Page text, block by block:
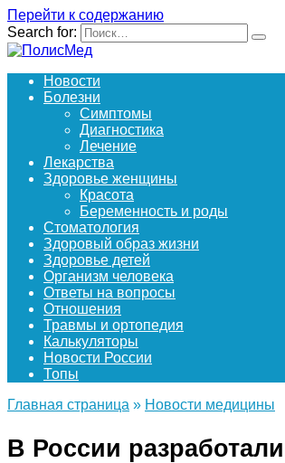
Перейти к содержанию
Search for:
Новости
Болезни
Симптомы
Диагностика
Лечение
Лекарства
Здоровье женщины
Красота
Беременность и роды
Стоматология
Здоровый образ жизни
Здоровье детей
Организм человека
Ответы на вопросы
Отношения
Травмы и ортопедия
Калькуляторы
Новости России
Топы
Главная страница » Новости медицины
В России